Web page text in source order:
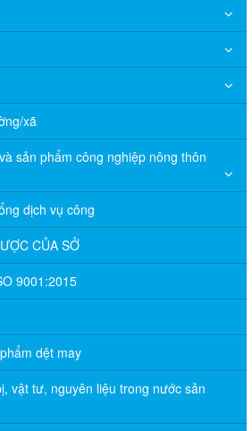
xã
sản phẩm công nghiệp nông thôn
dịch vụ công
CỦA SỞ
9001:2015
dệt may
vật tư, nguyên liệu trong nước sản